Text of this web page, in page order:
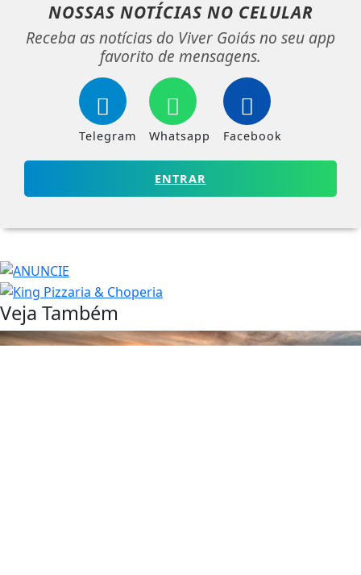
NOSSAS NOTÍCIAS NO CELULAR
Receba as notícias do Viver Goiás no seu app
favorito de mensagens.
Telegram Whatsapp Facebook
ENTRAR
Veja Também